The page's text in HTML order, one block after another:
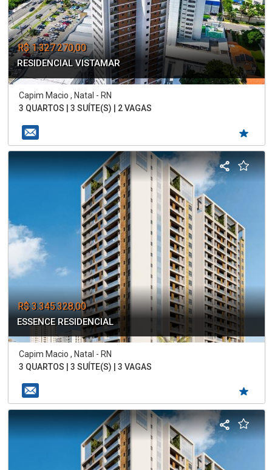
R$ 1.327.270,00
RESIDENCIAL VISTAMAR
Capim Macio , Natal - RN
3 QUARTOS | 3 SUÍTE(S) | 2 VAGAS
R$ 3.345.328,00
ESSENCE RESIDENCIAL
Capim Macio , Natal - RN
3 QUARTOS | 3 SUÍTE(S) | 3 VAGAS